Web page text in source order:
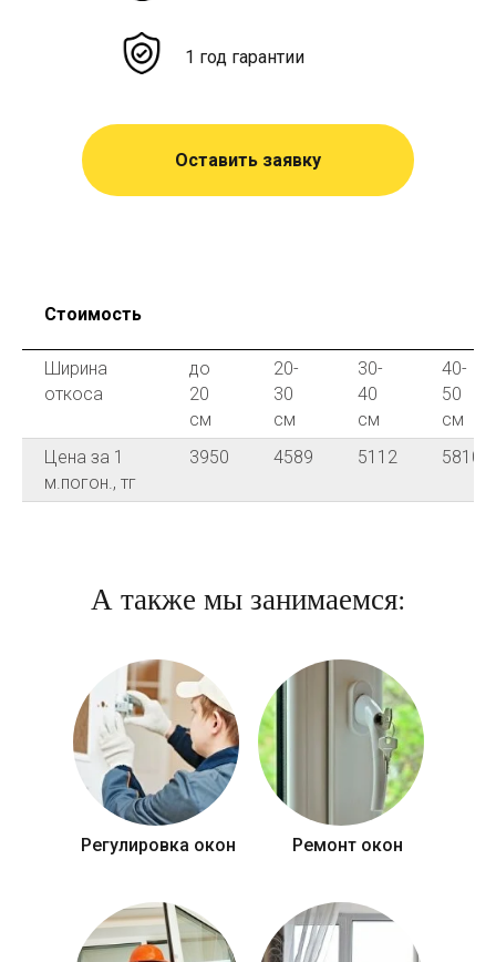
1 год гарантии
Оставить заявку
Стоимость
Ширина
откоса
до
20
см
20-
30
см
30-
40
см
40-
50
см
Цена за 1
м.погон., тг
3950 4589 5112 5810
А также мы занимаемся:
Регулировка окон Ремонт окон